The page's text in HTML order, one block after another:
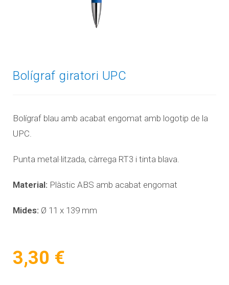
Bolígraf giratori UPC
Bolígraf blau amb acabat engomat amb logotip de la
UPC.
Punta metal·litzada, càrrega RT3 i tinta blava.
Material: Plàstic ABS amb acabat engomat
Mides: Ø 11 x 139 mm
3,30 €